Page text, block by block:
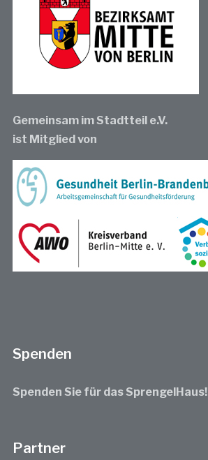
Gemeinsam im Stadtteil e.V.
ist Mitglied von
Spenden
Spenden Sie für das SprengelHaus!
Partner